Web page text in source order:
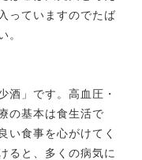
っていますのでたば
。
酒」です。高血圧・
の基本は食生活で
い食事を心がけてく
ると、多くの病気に